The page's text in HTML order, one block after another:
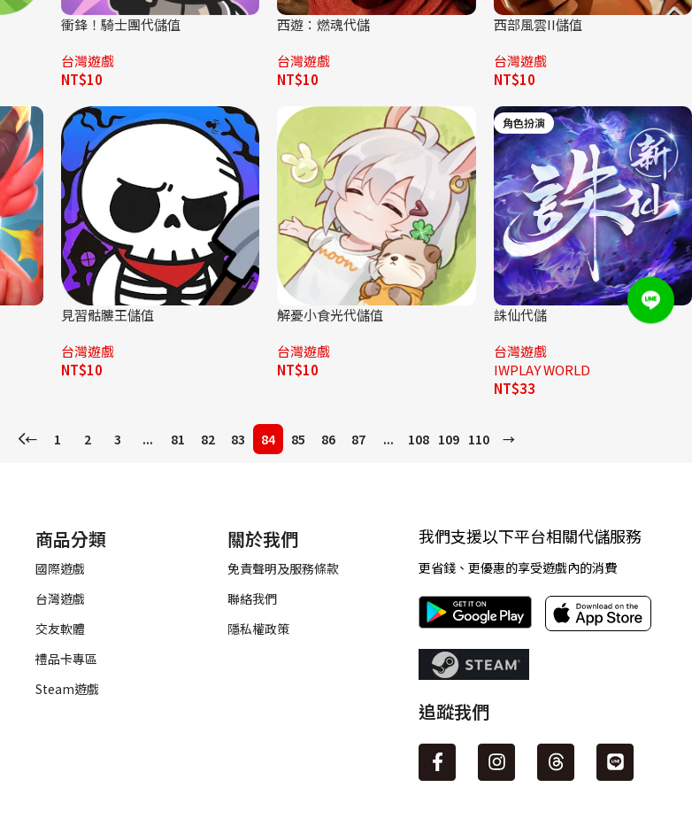
衝鋒！騎士團代儲值
台灣遊戲
NT$10
西遊：燃魂代儲
台灣遊戲
NT$10
西部風雲II儲值
台灣遊戲
NT$10
見習骷髏王儲值
台灣遊戲
NT$10
解憂小食光代儲值
台灣遊戲
NT$10
角色扮演
誅仙代儲
台灣遊戲
IWPLAY WORLD
NT$33
← 1 2 3 ... 81 82 83 84 85 86 87 ... 108 109 110 →
商品分類
國際遊戲
台灣遊戲
交友軟體
禮品卡專區
Steam遊戲
關於我們
免責聲明及服務條款
聯絡我們
隱私權政策
我們支援以下平台相關代儲服務
更省錢、更優惠的享受遊戲內的消費
追蹤我們